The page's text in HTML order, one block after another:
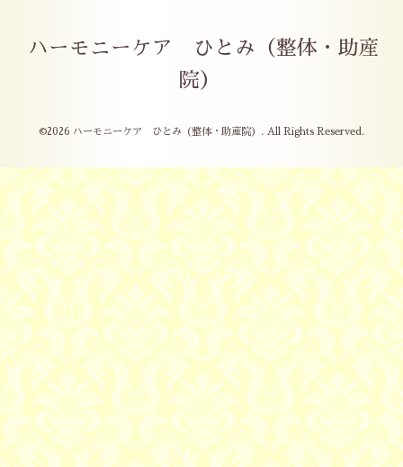
ハーモニーケア ひとみ（整体・助産
院）
©2026 ハーモニーケア ひとみ（整体・助産院） . All Rights Reserved.